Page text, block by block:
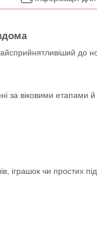
до
за віковими етапами
іграшок чи простих